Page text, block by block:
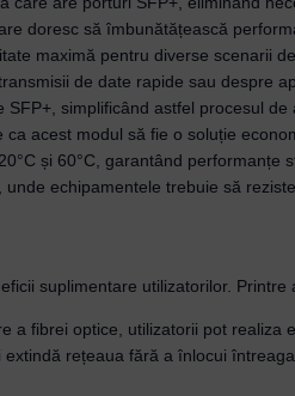
doresc să îmbunătățească
maximă pentru diverse scenarii
de date rapide sau despre
simplificând astfel procesul
acest modul să fie o soluție
și 60°C, garantând
echipamentele trebuie să
suplimentare utilizatorilor. Printre
a fibrei optice, utilizatorii pot
rețeaua fără a înlocui